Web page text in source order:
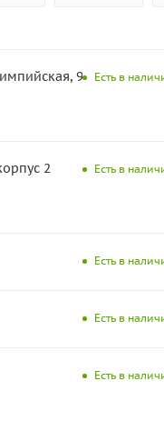
9 Есть в
2 Есть в
Есть в
Есть в
Есть в